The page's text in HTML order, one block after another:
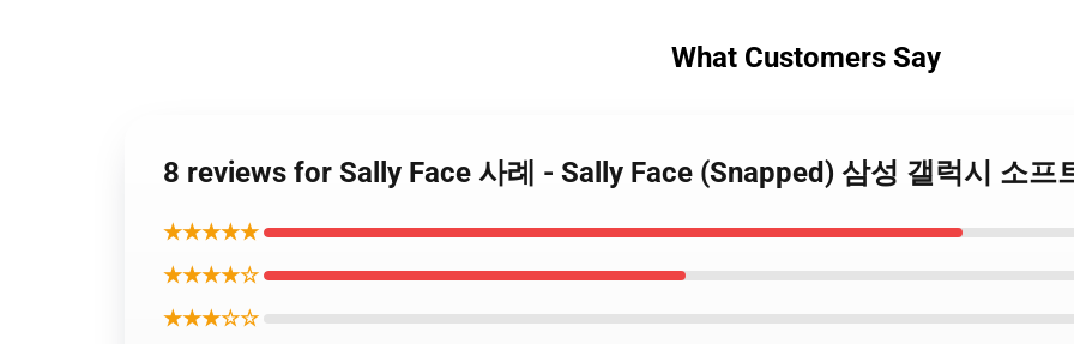
What Customers Say
8 reviews for Sally Face 사례 - Sally Face (Snapped) 삼성 갤럭시 소프
★★★★★
★★★★☆
★★★☆☆